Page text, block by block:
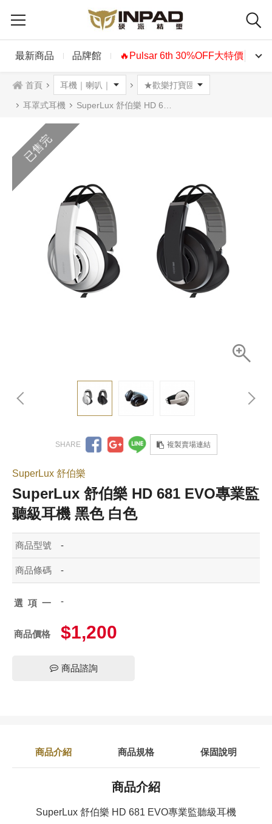
最新商品 品牌館 🔥Pulsar 6th 30%OFF大特價🔥
首頁
耳罩式耳機 SuperLux 舒伯樂 HD 681 EVO專業監聽級耳機 黑色 白色
已售完
複製賣場連結
SuperLux 舒伯樂
SuperLux 舒伯樂 HD 681 EVO專業監
聽級耳機 黑色 白色
商品型號 -
商品條碼 -
選項一 -
商品價格 $1,200
商品諮詢
商品介紹 商品規格 保固說明
商品介紹
SuperLux 舒伯樂 HD 681 EVO專業監聽級耳機